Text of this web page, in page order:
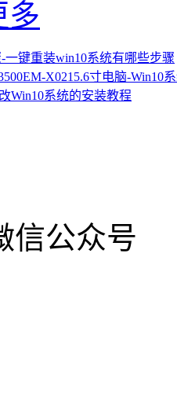
多
键重装win10系统有哪些步骤
X0215.6寸电脑-Win10
Win10系统的安装教程
信公众号